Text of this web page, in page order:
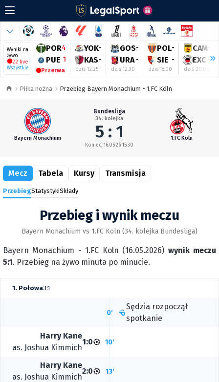
Wyniki na
żywo
22 live
Wszystkie
POR4
PUE 1
Przerwa
YOK-
KAS-
dziś 12:25
GOS-
URA -
dziś 12:30
POL-
SIE -
dziś 18:00
CAM-
EXC -
dziś 20:00
Piłka nożna Przebieg Bayern Monachium - 1.FC Köln
Bayern Monachium
Bundesliga
34. kolejka
5 : 1
Koniec, 16.05.26 15:30
1.FC Koln
Mecz Tabela Kursy Transmisja
PrzebiegStatystykiSkłady
Przebieg i wynik meczu
Bayern Monachium vs 1.FC Koln (34. kolejka Bundesliga)
Bayern Monachium - 1.FC Koln (16.05.2026) wynik meczu
5:1. Przebieg na żywo minuta po minucie.
1. Połowa3:1
0'
Sędzia rozpoczął
spotkanie
1:0
Harry Kane
as. Joshua Kimmich
10'
2:0
Harry Kane
as. Joshua Kimmich
13'